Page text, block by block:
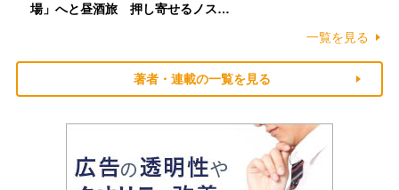
場」へと昼酒旅 押し寄せるノス…
一覧を見る
著者・連載の一覧を見る